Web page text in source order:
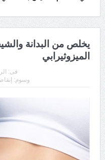
يخلص من البدانة
الميزوثيرابي
فى:
وسوم: